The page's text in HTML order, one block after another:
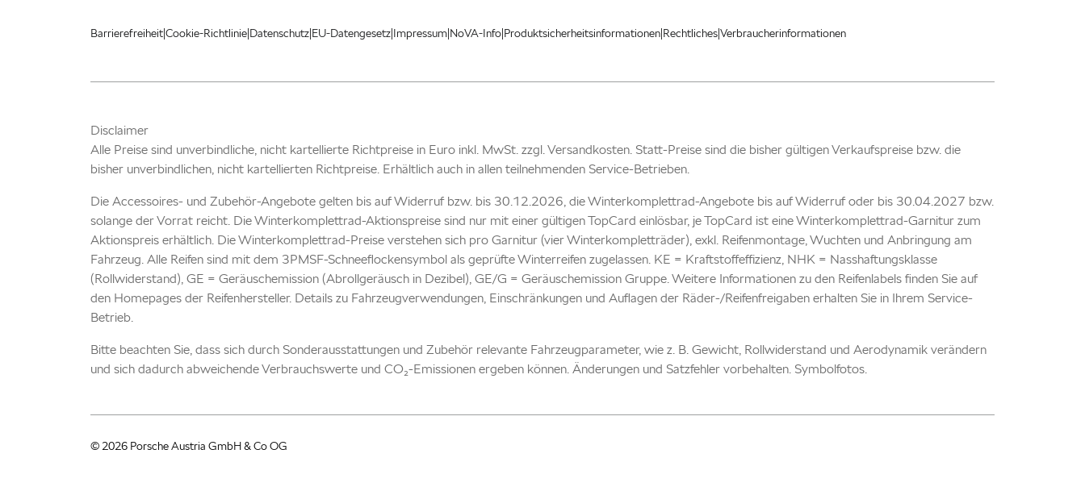
Barrierefreiheit|Cookie-Richtlinie|Datenschutz|EU-Datengesetz|Impressum|NoVA-Info|Produktsicherheitsinformationen|Rechtliches|Verbraucherinformationen
Disclaimer
Alle Preise sind unverbindliche, nicht kartellierte Richtpreise in Euro inkl. MwSt. zzgl. Versandkosten. Statt-Preise sind die bisher gültigen Verkaufspreise bzw. die
bisher unverbindlichen, nicht kartellierten Richtpreise. Erhältlich auch in allen teilnehmenden Service-Betrieben.
Die Accessoires- und Zubehör-Angebote gelten bis auf Widerruf bzw. bis 30.12.2026, die Winterkomplettrad-Angebote bis auf Widerruf oder bis 30.04.2027 bzw.
solange der Vorrat reicht. Die Winterkomplettrad-Aktionspreise sind nur mit einer gültigen TopCard einlösbar, je TopCard ist eine Winterkomplettrad-Garnitur zum
Aktionspreis erhältlich. Die Winterkomplettrad-Preise verstehen sich pro Garnitur (vier Winterkompletträder), exkl. Reifenmontage, Wuchten und Anbringung am
Fahrzeug. Alle Reifen sind mit dem 3PMSF-Schneeflockensymbol als geprüfte Winterreifen zugelassen. KE = Kraftstoffeffizienz, NHK = Nasshaftungsklasse
(Rollwiderstand), GE = Geräuschemission (Abrollgeräusch in Dezibel), GE/G = Geräuschemission Gruppe. Weitere Informationen zu den Reifenlabels finden Sie auf
den Homepages der Reifenhersteller. Details zu Fahrzeugverwendungen, Einschränkungen und Auflagen der Räder-/Reifenfreigaben erhalten Sie in Ihrem Service-
Betrieb.
Bitte beachten Sie, dass sich durch Sonderausstattungen und Zubehör relevante Fahrzeugparameter, wie z. B. Gewicht, Rollwiderstand und Aerodynamik verändern
und sich dadurch abweichende Verbrauchswerte und CO₂-Emissionen ergeben können. Änderungen und Satzfehler vorbehalten. Symbolfotos.
© 2026 Porsche Austria GmbH & Co OG